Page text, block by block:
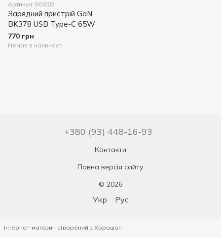
Артикул: ВО002
Зарядний пристрій GaN
BK378 USB Type-C 65W
770 грн
Немає в наявності
+380 (93) 448-16-93
Контакти
Повна версія сайту
© 2026
Укр Рус
Інтернет-магазин створений з Хорошоп